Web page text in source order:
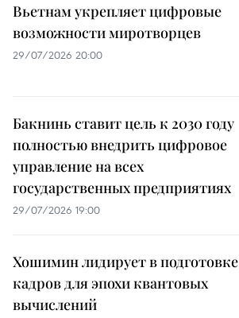
Вьетнам укрепляет цифровые
возможности миротворцев
29/07/2026 20:00
Бакнинь ставит цель к 2030 году
полностью внедрить цифровое
управление на всех
государственных предприятиях
29/07/2026 19:00
Хошимин лидирует в подготовке
кадров для эпохи квантовых
вычислений